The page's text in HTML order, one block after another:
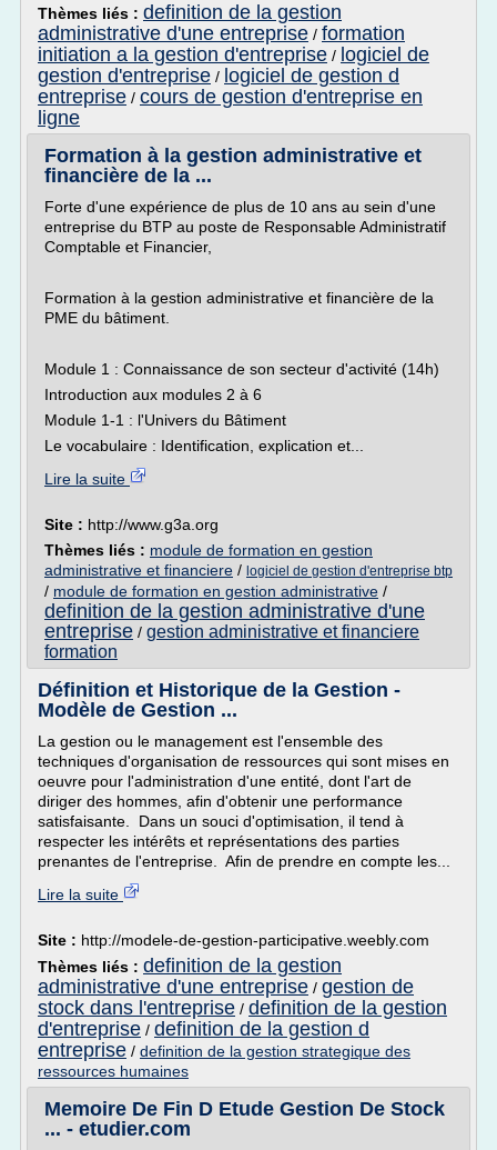
Thèmes liés : definition de la gestion
administrative d'une entreprise / formation
initiation a la gestion d'entreprise / logiciel de
gestion d'entreprise / logiciel de gestion d
entreprise / cours de gestion d'entreprise en
ligne
Formation à la gestion administrative et
financière de la ...
Forte d'une expérience de plus de 10 ans au sein d'une
entreprise du BTP au poste de Responsable Administratif
Comptable et Financier,
Formation à la gestion administrative et financière de la
PME du bâtiment.
Module 1 : Connaissance de son secteur d'activité (14h)
Introduction aux modules 2 à 6
Module 1-1 : l'Univers du Bâtiment
Le vocabulaire : Identification, explication et...
Lire la suite
Site : http://www.g3a.org
Thèmes liés : module de formation en gestion
administrative et financiere / logiciel de gestion d'entreprise btp
/ module de formation en gestion administrative /
definition de la gestion administrative d'une
entreprise / gestion administrative et financiere
formation
Définition et Historique de la Gestion -
Modèle de Gestion ...
La gestion ou le management est l'ensemble des
techniques d'organisation de ressources qui sont mises en
oeuvre pour l'administration d'une entité, dont l'art de
diriger des hommes, afin d'obtenir une performance
satisfaisante. Dans un souci d'optimisation, il tend à
respecter les intérêts et représentations des parties
prenantes de l'entreprise. Afin de prendre en compte les...
Lire la suite
Site : http://modele-de-gestion-participative.weebly.com
Thèmes liés : definition de la gestion
administrative d'une entreprise / gestion de
stock dans l'entreprise / definition de la gestion
d'entreprise / definition de la gestion d
entreprise / definition de la gestion strategique des
ressources humaines
Memoire De Fin D Etude Gestion De Stock
... - etudier.com